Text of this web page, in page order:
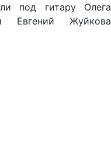
под гитару Олега
Жуйкова